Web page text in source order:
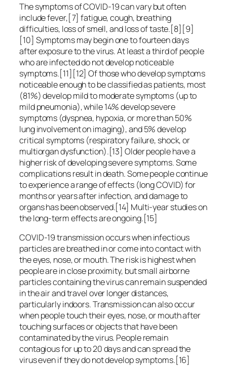
The symptoms of COVID‑19 can vary but often
include fever,[7] fatigue, cough, breathing
difficulties, loss of smell, and loss of taste.[8][9]
[10] Symptoms may begin one to fourteen days
after exposure to the virus. At least a third of people
who are infected do not develop noticeable
symptoms.[11][12] Of those who develop symptoms
noticeable enough to be classified as patients, most
(81%) develop mild to moderate symptoms (up to
mild pneumonia), while 14% develop severe
symptoms (dyspnea, hypoxia, or more than 50%
lung involvement on imaging), and 5% develop
critical symptoms (respiratory failure, shock, or
multiorgan dysfunction).[13] Older people have a
higher risk of developing severe symptoms. Some
complications result in death. Some people continue
to experience a range of effects (long COVID) for
months or years after infection, and damage to
organs has been observed.[14] Multi-year studies on
the long-term effects are ongoing.[15]
COVID‑19 transmission occurs when infectious
particles are breathed in or come into contact with
the eyes, nose, or mouth. The risk is highest when
people are in close proximity, but small airborne
particles containing the virus can remain suspended
in the air and travel over longer distances,
particularly indoors. Transmission can also occur
when people touch their eyes, nose, or mouth after
touching surfaces or objects that have been
contaminated by the virus. People remain
contagious for up to 20 days and can spread the
virus even if they do not develop symptoms.[16]